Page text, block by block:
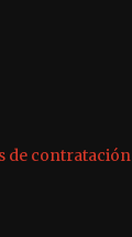
de contratación